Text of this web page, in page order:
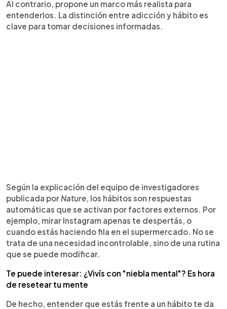
Al contrario, propone un marco más realista para
entenderlos. La distinción entre adicción y hábito es
clave para tomar decisiones informadas.
Según la explicación del equipo de investigadores
publicada porNature, los hábitos son respuestas
automáticas que se activan por factores externos. Por
ejemplo, mirar Instagram apenas te despertás, o
cuando estás haciendo fila en el supermercado. No se
trata de una necesidad incontrolable, sino de una rutina
que se puede modificar.
Te puede interesar: ¿Vivís con "niebla mental"? Es hora
de resetear tu mente
De hecho, entender que estás frente a un hábito te da